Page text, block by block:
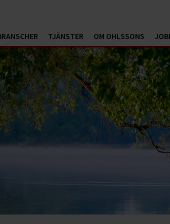
TJÄNSTER OM OHLSSONS